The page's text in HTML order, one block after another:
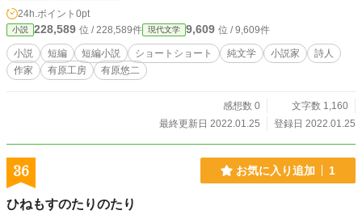
24h.ポイント 0pt
小説 228,589 位 / 228,589件 現代文学 9,609 位 / 9,609件
小説 短編 短編小説 ショートショート 純文学 小説家
詩人
作家
有原工房 有原悠二
感想数 0
文字数 1,160
最終更新日 2022.01.25
登録日 2022.01.25
36 お気に入り追加 1
ひねもすのたりのたり